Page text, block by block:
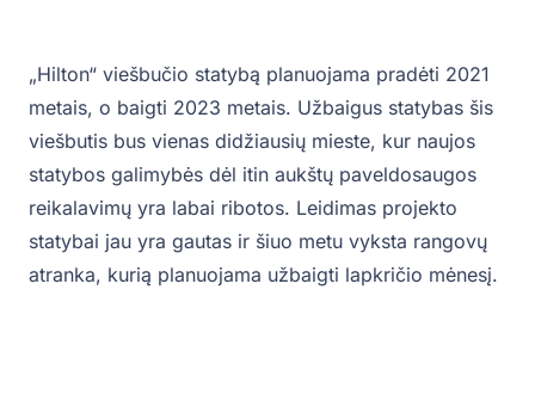
„Hilton“ viešbučio statybą planuojama pradėti 2021
metais, o baigti 2023 metais. Užbaigus statybas šis
viešbutis bus vienas didžiausių mieste, kur naujos
statybos galimybės dėl itin aukštų paveldosaugos
reikalavimų yra labai ribotos. Leidimas projekto
statybai jau yra gautas ir šiuo metu vyksta rangovų
atranka, kurią planuojama užbaigti lapkričio mėnesį.